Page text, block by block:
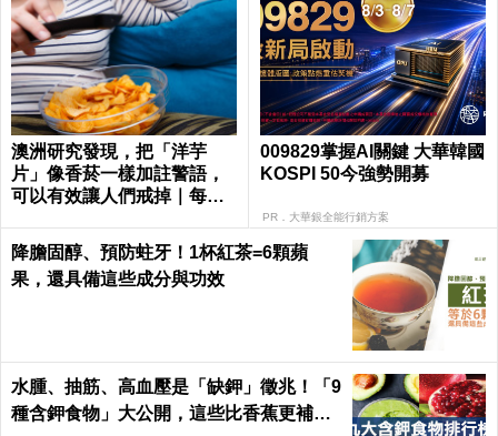
澳洲研究發現，把「洋芋
片」像香菸一樣加註警語，
可以有效讓人們戒掉｜每日
009829掌握AI關鍵 大華韓國
KOSPI 50今強勢開募
PR．大華銀全能行銷方案
降膽固醇、預防蛀牙！1杯紅茶=6顆蘋
果，還具備這些成分與功效
水腫、抽筋、高血壓是「缺鉀」徵兆！「9
種含鉀食物」大公開，這些比香蕉更補鉀